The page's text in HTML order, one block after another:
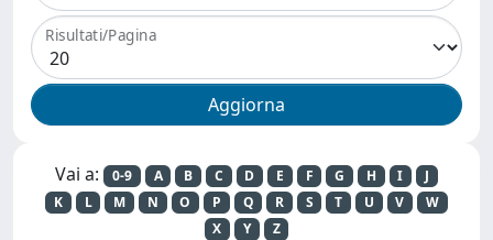
Risultati/Pagina
Vai a: 0-9 A B C D E F G H I
J
K
L M N O P Q R S T U V
W
X
Y Z